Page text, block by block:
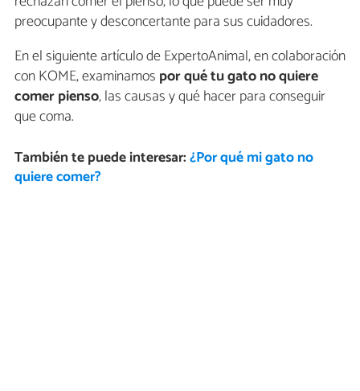
preocupante y desconcertante para sus cuidadores.
En el siguiente artículo de ExpertoAnimal, en colaboración
con KOME, examinamos por qué tu gato no quiere
comer pienso, las causas y qué hacer para conseguir
que coma.
También te puede interesar:¿Por qué mi gato no
quiere comer?